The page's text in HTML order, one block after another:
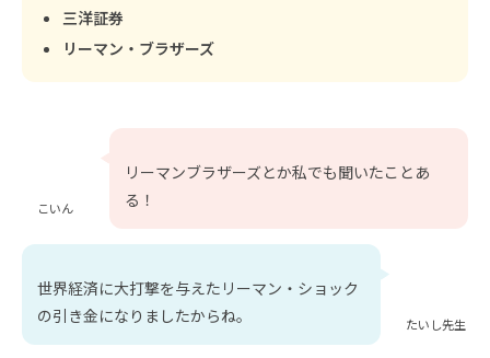
三洋証券
リーマン・ブラザーズ
こいん
リーマンブラザーズとか私でも聞いたことあ
る！
たいし先生
世界経済に大打撃を与えたリーマン・ショック
の引き金になりましたからね。